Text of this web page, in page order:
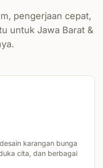
pengerjaan cepat,
untuk Jawa Barat &
karangan bunga
cita, dan berbagai